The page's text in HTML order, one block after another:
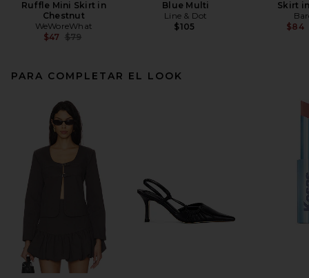
Ruffle Mini Skirt in
Chestnut
WeWoreWhat
$47 Previous price:
$79
Blue Multi
Line & Dot
$105
Skirt
$84
PARA COMPLETAR EL LOOK